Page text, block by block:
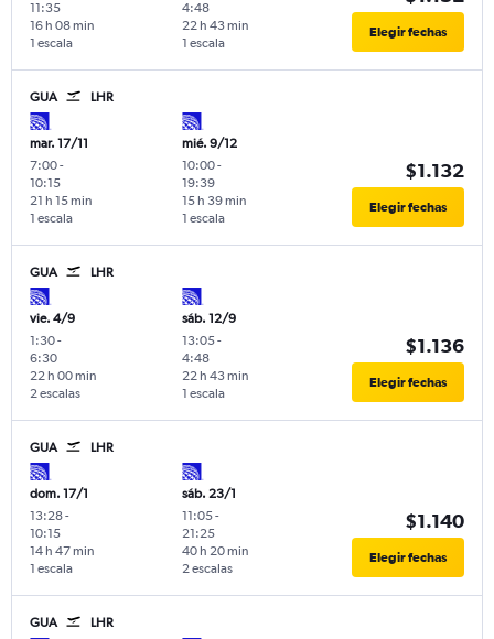
11:35
1 escala
16 h 08 min
4:48
1 escala
22 h 43 min Elegir fechas
GUA LHR
mar. 17/11
7:00-
10:15
1 escala
21 h 15 min
mié. 9/12
10:00-
19:39
1 escala
15 h 39 min
$1.132
Elegir fechas
GUA LHR
vie. 4/9
1:30-
6:30
2 escalas
22 h 00 min
sáb. 12/9
13:05-
4:48
1 escala
22 h 43 min
$1.136
Elegir fechas
GUA LHR
dom. 17/1
13:28-
10:15
1 escala
14 h 47 min
sáb. 23/1
11:05-
21:25
2 escalas
40 h 20 min
$1.140
Elegir fechas
GUA LHR